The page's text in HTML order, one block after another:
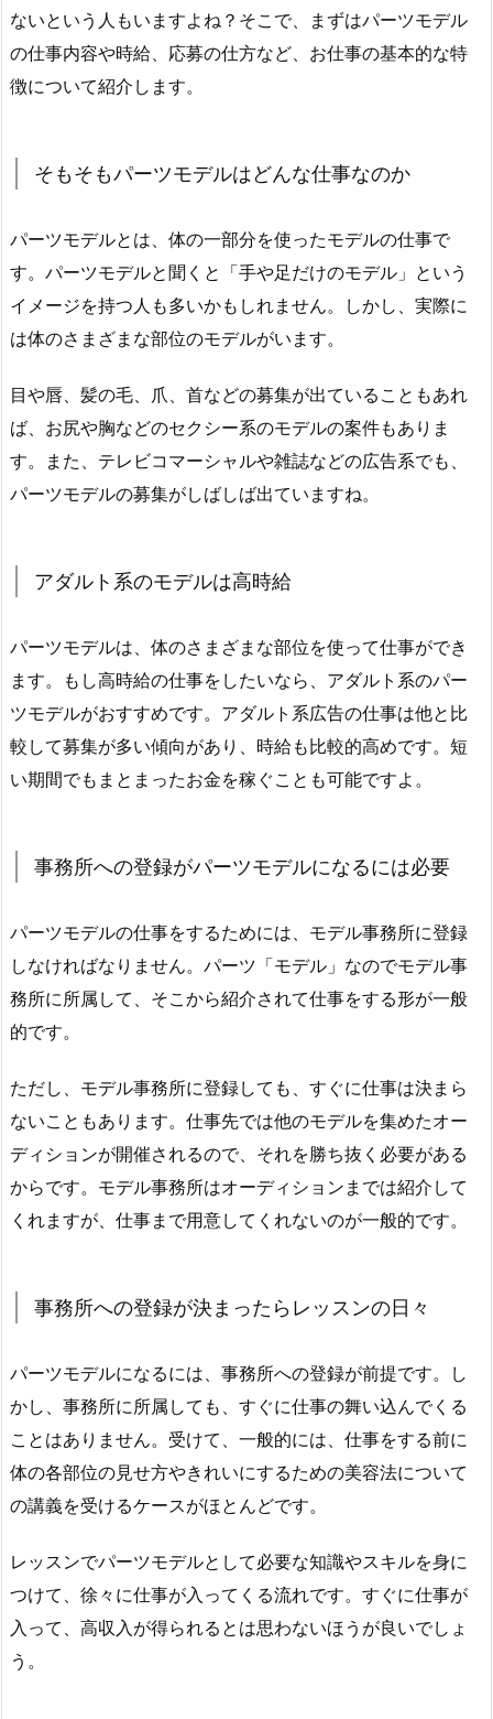
ないという人もいますよね？そこで、まずはパーツモデル
の仕事内容や時給、応募の仕方など、お仕事の基本的な特
徴について紹介します。
そもそもパーツモデルはどんな仕事なのか
パーツモデルとは、体の一部分を使ったモデルの仕事で
す。パーツモデルと聞くと「手や足だけのモデル」という
イメージを持つ人も多いかもしれません。しかし、実際に
は体のさまざまな部位のモデルがいます。
目や唇、髪の毛、爪、首などの募集が出ていることもあれ
ば、お尻や胸などのセクシー系のモデルの案件もありま
す。また、テレビコマーシャルや雑誌などの広告系でも、
パーツモデルの募集がしばしば出ていますね。
アダルト系のモデルは高時給
パーツモデルは、体のさまざまな部位を使って仕事ができ
ます。もし高時給の仕事をしたいなら、アダルト系のパー
ツモデルがおすすめです。アダルト系広告の仕事は他と比
較して募集が多い傾向があり、時給も比較的高めです。短
い期間でもまとまったお金を稼ぐことも可能ですよ。
事務所への登録がパーツモデルになるには必要
パーツモデルの仕事をするためには、モデル事務所に登録
しなければなりません。パーツ「モデル」なのでモデル事
務所に所属して、そこから紹介されて仕事をする形が一般
的です。
ただし、モデル事務所に登録しても、すぐに仕事は決まら
ないこともあります。仕事先では他のモデルを集めたオー
ディションが開催されるので、それを勝ち抜く必要がある
からです。モデル事務所はオーディションまでは紹介して
くれますが、仕事まで用意してくれないのが一般的です。
事務所への登録が決まったらレッスンの日々
パーツモデルになるには、事務所への登録が前提です。し
かし、事務所に所属しても、すぐに仕事の舞い込んでくる
ことはありません。受けて、一般的には、仕事をする前に
体の各部位の見せ方やきれいにするための美容法について
の講義を受けるケースがほとんどです。
レッスンでパーツモデルとして必要な知識やスキルを身に
つけて、徐々に仕事が入ってくる流れです。すぐに仕事が
入って、高収入が得られるとは思わないほうが良いでしょ
う。